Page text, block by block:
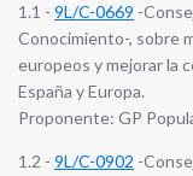
1.1 - 9L/C-0669 -
Conocimiento-, sobre
europeos y mejorar la
España y Europa.
Proponente: GP
1.2 - 9L/C-0902 -